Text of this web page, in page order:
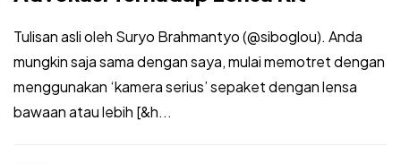
Tulisan asli oleh Suryo Brahmantyo (@siboglou). Anda
mungkin saja sama dengan saya, mulai memotret dengan
menggunakan ‘kamera serius’ sepaket dengan lensa
bawaan atau lebih [&h...